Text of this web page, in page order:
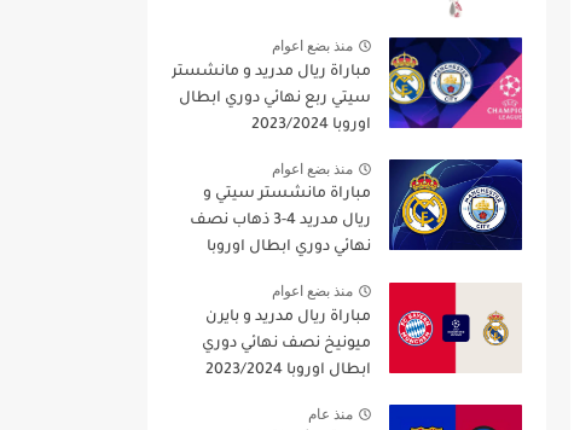
منذ بضع اعوام
مباراة ريال مدريد و مانشستر
سيتي ربع نهائي دوري ابطال
اوروبا 2023/2024
منذ بضع اعوام
مباراة مانشستر سيتي و
ريال مدريد 4-3 ذهاب نصف
نهائي دوري ابطال اوروبا
منذ بضع اعوام
مباراة ريال مدريد و بايرن
ميونيخ نصف نهائي دوري
ابطال اوروبا 2023/2024
منذ عام